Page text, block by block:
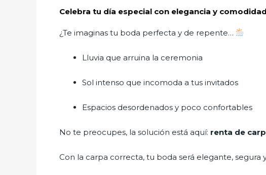
Celebra tu día especial con elegancia y comodidad
¿Te imaginas tu boda perfecta y de repente…
Lluvia que arruina la ceremonia
Sol intenso que incomoda a tus invitados
Espacios desordenados y poco confortables
No te preocupes, la solución está aquí: renta de
Con la carpa correcta, tu boda será elegante, segura